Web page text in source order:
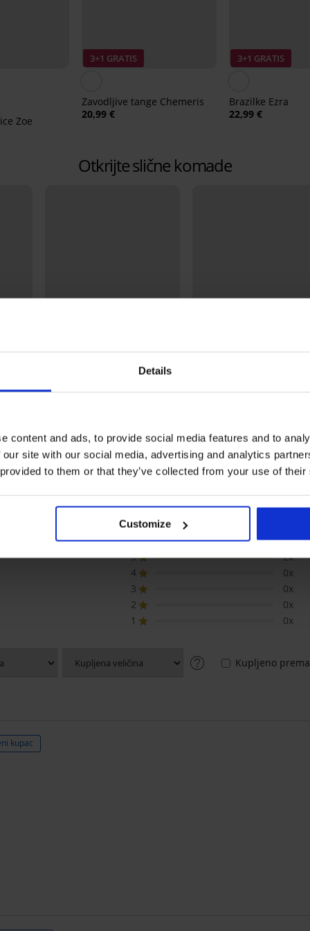
Details
content and ads, to provide social media features and to
site with our social media, advertising and analytics
to them or that they’ve collected from your use of
Customize
Zoe
3+1 GRATIS
Zavodljive tange Chemeris
20,99 €
3+1 GRATIS
Brazilke Ezra
22,99 €
Otkrijte slične komade
10,49 €13,99 €
7,80 €25,99 €
PROIZVODA Brazilke Hannah
5
2x
4
0x
3
0x
2
0x
1
0x
Kupljeno
kupac